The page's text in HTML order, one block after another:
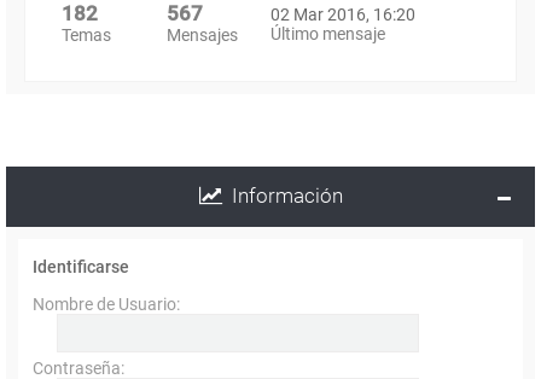
182
Temas
567
Mensajes
02 Mar 2016, 16:20
Último mensaje
Información
Identificarse
Nombre de Usuario:
Contraseña: